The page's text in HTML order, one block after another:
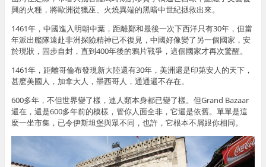
興的火種，將歐洲從獵巫、火燒異端的黑暗中世紀拯救出來。
1461年，中國進入明朝中葉，距離鄭和最後一次下西洋只有30年，但當
年派出艦隊遠赴非洲探險精神已不復見，中國好像變了另一個國家，安
於現狀，固步自封，直到400年後的鴉片戰爭，這個國家才再次驚醒。
1461年，距離哥倫布發現新大陸還有30年，美洲還是印第安人的天下，
甚麽美國人，加拿大人，墨西哥人，通通還不存在。
600多年，不但世界變了樣，連人類本身都已變了樣。但Grand Bazaar
還在，還是600多年前的模樣，管你人面全非，它還是依舊。單單是這
麼一坐市集，已令伊斯坦堡與眾不同，也許，它根本不屑跟你相同。